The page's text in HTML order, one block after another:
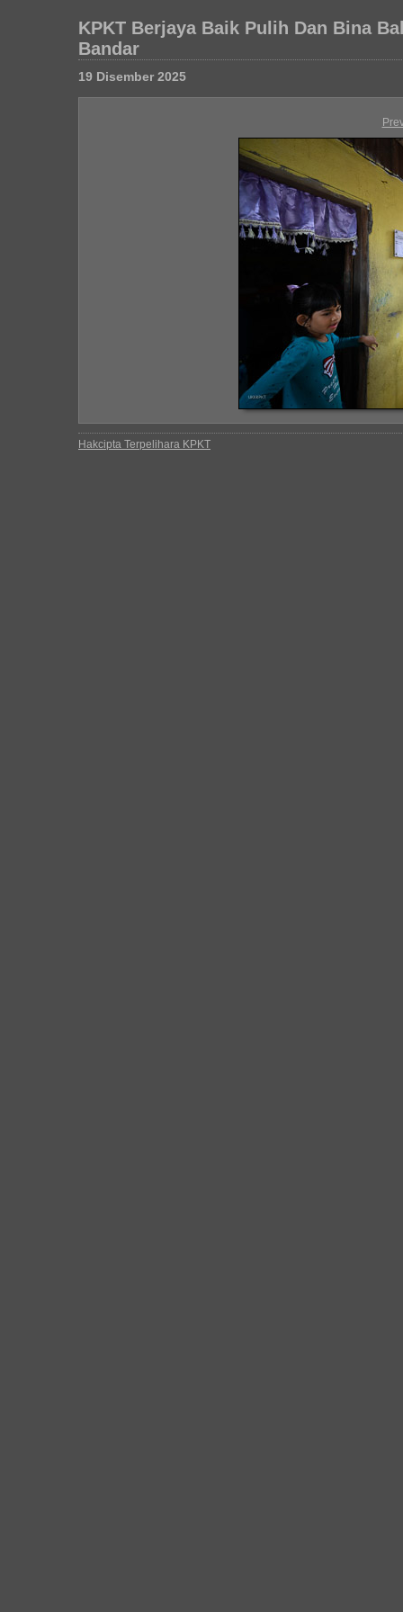
KPKT Berjaya Baik Pulih Dan Bina
Bandar
19 Disember 2025
Hakcipta Terpelihara KPKT